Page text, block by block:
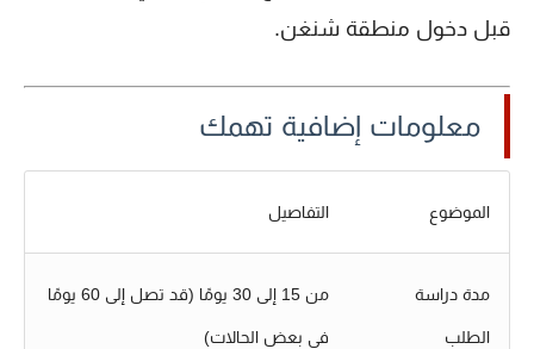
قبل دخول منطقة شنغن.
معلومات إضافية تهمك
الموضوع التفاصيل
مدة دراسة
الطلب
من 15 إلى 30 يومًا (قد تصل إلى 60 يومًا
في بعض الحالات)